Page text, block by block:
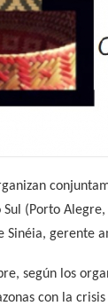
Sul (Porto
gerente
según los
con la